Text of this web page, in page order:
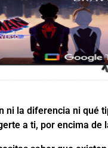
ni la diferencia ni qué
a ti, por encima